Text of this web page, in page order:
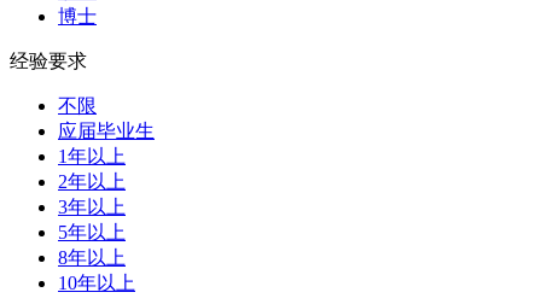
博士
经验要求
不限
应届毕业生
1年以上
2年以上
3年以上
5年以上
8年以上
10年以上